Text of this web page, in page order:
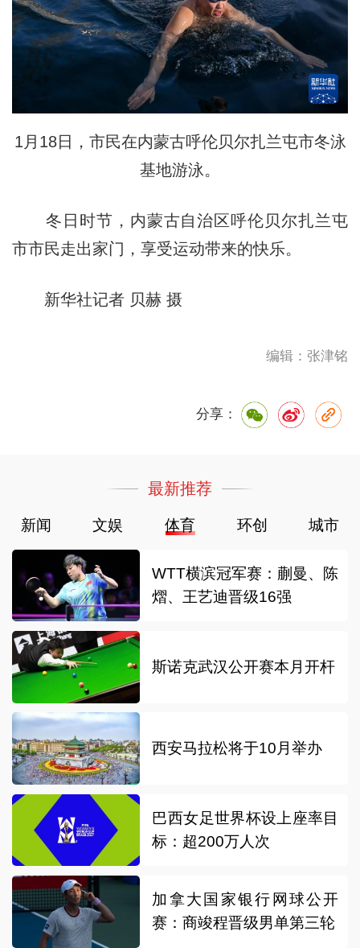
1月18日，市民在内蒙古呼伦贝尔扎兰屯市冬泳
基地游泳。
冬日时节，内蒙古自治区呼伦贝尔扎兰屯
市市民走出家门，享受运动带来的快乐。
新华社记者 贝赫 摄
编辑：张津铭
分享：
最新推荐
新闻 文娱 体育 环创 城市
WTT横滨冠军赛：蒯曼、陈
熠、王艺迪晋级16强
斯诺克武汉公开赛本月开杆
西安马拉松将于10月举办
巴西女足世界杯设上座率目
标：超200万人次
加拿大国家银行网球公开
赛：商竣程晋级男单第三轮